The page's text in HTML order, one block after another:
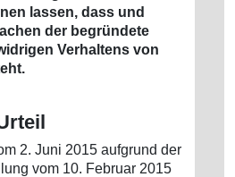
lassen, dass und
der begründete
Verhaltens von
2. Juni 2015 aufgrund der
vom 10. Februar 2015